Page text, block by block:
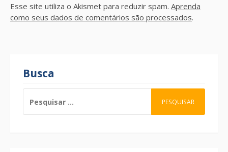
Esse site utiliza o Akismet para reduzir spam. Aprenda
como seus dados de comentários são processados.
Busca
POR: